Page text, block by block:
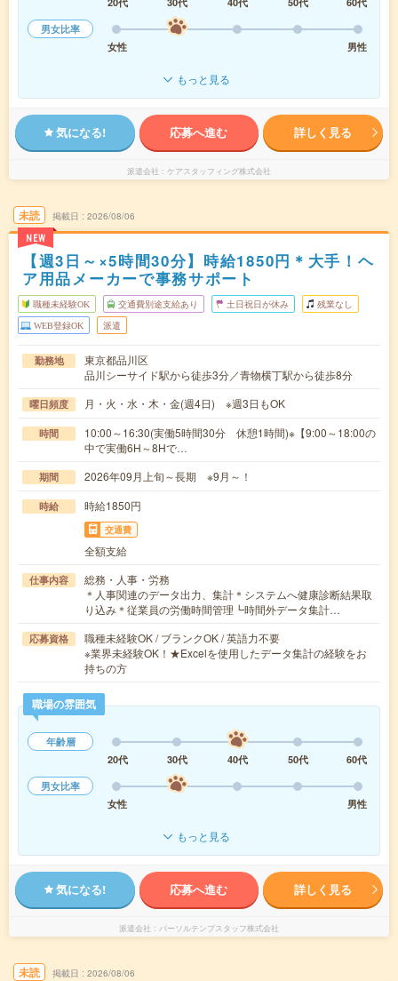
男女比率
女性
男性
もっと見る
気になる! 応募へ進む 詳しく見る
派遣会社 ケアスタッフィング株式会社
未読
NEW
掲載日 2026/08/06
【週3日～×5時間30分】時給1850円＊大手！ヘ
ア用品メーカーで事務サポート
職種未経験OK 交通費別途支給あり 土日祝日が休み 残業なし
WEB登録OK 派遣
勤務地
東京都品川区
品川シーサイド駅から徒歩3分／青物横丁駅から徒歩8分
曜日頻度 月・火・水・木・金(週4日) ※週3日もOK
時間
10:00～16:30(実働5時間30分 休憩1時間)※【9:00～18:00の
中で実働6H～8Hで…
期間 2026年09月上旬～長期 ※9月～！
時給 時給1850円
交通費
全額支給
仕事内容
総務・人事・労務
＊人事関連のデータ出力、集計＊システムへ健康診断結果取
り込み＊従業員の労働時間管理┗時間外データ集計…
応募資格
職種未経験OK / ブランクOK / 英語力不要
※業界未経験OK！★Excelを使用したデータ集計の経験をお
持ちの方
職場の雰囲気
年齢層
20代
30代 40代 50代
60代
男女比率
女性
男性
もっと見る
気になる! 応募へ進む 詳しく見る
派遣会社 パーソルテンプスタッフ株式会社
未読 掲載日 2026/08/06